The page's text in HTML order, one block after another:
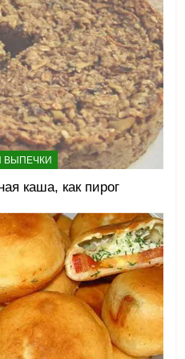
ВЫПЕЧКИ
каша, как пирог